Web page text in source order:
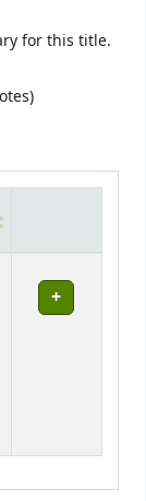
for this title.